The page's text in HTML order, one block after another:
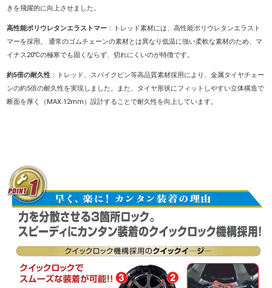
きを飛躍的に向上させました。
高性能ポリウレタンエラストマー ：
トレッド素材には、高性能ポリウレタンエラスト
マーを採用。 通常のゴムチェーンの素材とは異なり低温に強い柔軟な素材のため、マ
イナス20℃の極寒でも固くならず、切れにくいのが特徴です。
約5倍の耐久性 ：トレッド、スパイクピン等高品質素材採用により、金属タイヤチェー
ンの約5倍の耐久性を実現しました。また、タイヤ形状にフィットしやすい立体構造で
断面を厚く（MAX.12mm）設計することで耐久性を向上しています。